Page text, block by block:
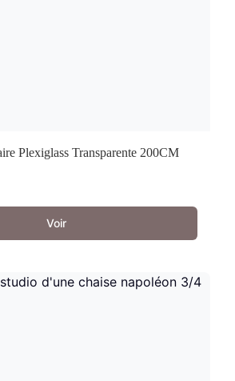
Plexiglass Transparente 200CM
Voir